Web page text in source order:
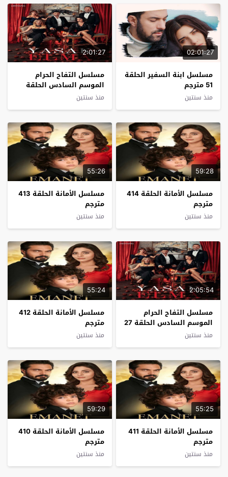
02:01:27
مسلسل ابنة السفير الحلقة
51 مترجم
منذ سنتين
2:01:27
مسلسل التفاح الحرام
الموسم السادس الحلقة
28 مترجم
منذ سنتين
59:28
مسلسل الأمانة الحلقة 414
مترجم
منذ سنتين
55:26
مسلسل الأمانة الحلقة 413
مترجم
منذ سنتين
2:05:54
مسلسل التفاح الحرام
الموسم السادس الحلقة 27
مترجم
منذ سنتين
55:24
مسلسل الأمانة الحلقة 412
مترجم
منذ سنتين
55:25
مسلسل الأمانة الحلقة 411
مترجم
منذ سنتين
59:29
مسلسل الأمانة الحلقة 410
مترجم
منذ سنتين